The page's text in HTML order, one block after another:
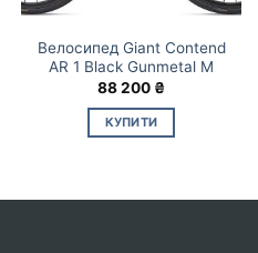
Велосипед Giant Contend
AR 1 Black Gunmetal M
88 200 ₴
КУПИТИ